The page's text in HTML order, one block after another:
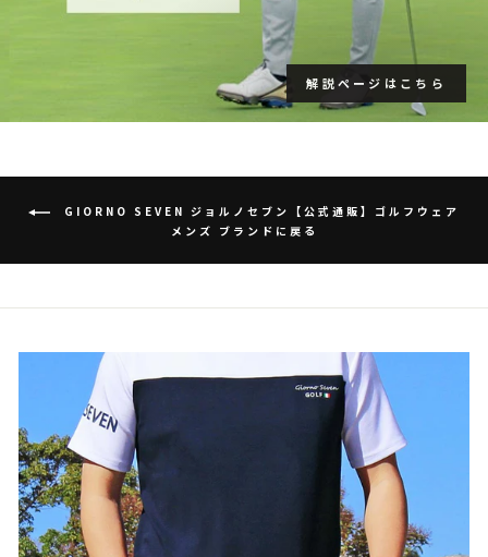
解説ページはこちら
GIORNO SEVEN ジョルノセブン【公式通販】ゴルフウェア
メンズ ブランドに戻る